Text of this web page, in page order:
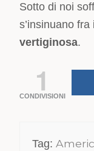
Sotto di noi
s’insinuano
vertiginosa.
1
CONDIVISIONI
Tag: